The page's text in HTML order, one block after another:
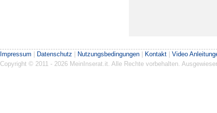
Impressum | Datenschutz | Nutzungsbedingungen | Kontakt | Video
Copyright © 2011 - 2026 MeinInserat.it. Alle Rechte vorbehalten.